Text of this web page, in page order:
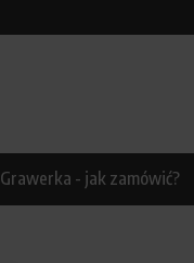
Grawerka - jak zamówić?